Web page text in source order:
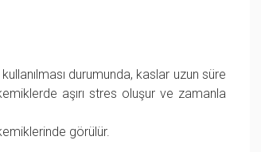
kullanılması durumunda, kaslar uzun süre
aşırı stres oluşur ve zamanla
görülür.